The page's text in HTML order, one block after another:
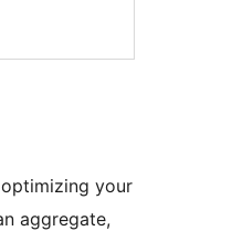
your
aggregate,